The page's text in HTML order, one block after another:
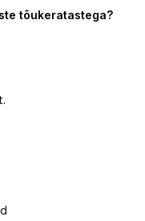
tõukeratastega?